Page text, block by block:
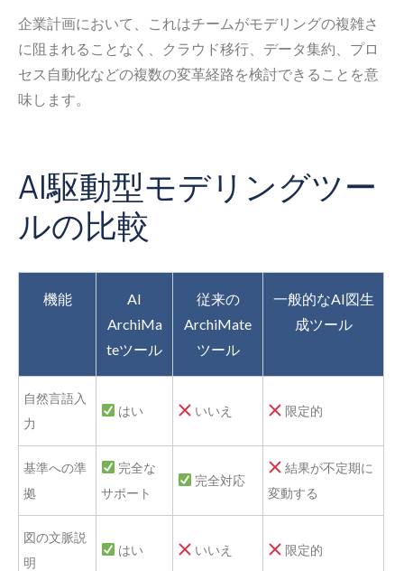
企業計画において、これはチームがモデリングの複雑さ
に阻まれることなく、クラウド移行、データ集約、プロ
セス自動化などの複数の変革経路を検討できることを意
味します。
AI駆動型モデリングツー
ルの比較
機能
AI
ArchiMa
teツール
従来の
ArchiMate
ツール
一般的なAI図生
成ツール
自然言語入
力
はい いいえ 限定的
基準への準
拠
完全な
サポート
完全対応
結果が不定期に
変動する
図の文脈説
明
はい いいえ 限定的